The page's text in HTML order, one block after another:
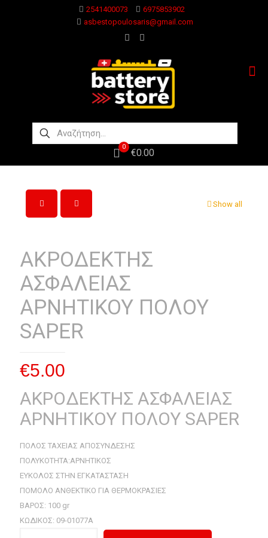
2541400073
6975853902
asbestopoulosaris@gmail.com
0
€0.00
Show all
ΑΚΡΟΔΕΚΤΗΣ
ΑΣΦΑΛΕΙΑΣ
ΑΡΝΗΤΙΚΟΥ ΠΟΛΟΥ
SAPER
€5.00
ΑΚΡΟΔΕΚΤΗΣ ΑΣΦΑΛΕΙΑΣ
ΑΡΝΗΤΙΚΟΥ ΠΟΛΟΥ SAPER
ΠΟΛΟΣ ΤΑΧΕΙΑΣ ΑΠΟΣΥΝΔΕΣΗΣ
ΠΟΛΥΚΟΤΗΤΑ:ΑΡΝΗΤΙΚΟΣ
ΕΥΚΟΛΟΣ ΣΤΗΝ ΕΓΚΑΤΑΣΤΑΣΗ
ΠΟΜΟΛΟ ΑΝΘΕΚΤΙΚΟ ΓΙΑ ΘΕΡΜΟΚΡΑΣΙΕΣ
ΒΑΡΟΣ: 100 gr
ΚΩΔΙΚΟΣ: 09-01077Α